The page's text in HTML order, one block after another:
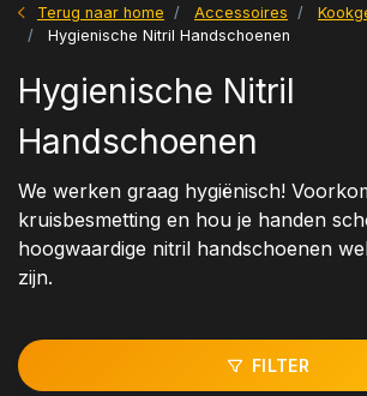
Terug naar home Accessoires
Hygienische Nitril Handschoenen
Hygienische Nitril
Handschoenen
We werken graag hygiënisch!
kruisbesmetting en hou je handen
hoogwaardige nitril handschoenen
zijn.
FILTER